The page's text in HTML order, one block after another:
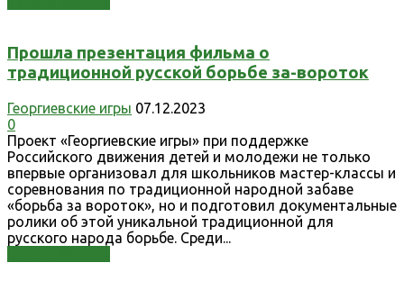
Прошла презентация фильма о
традиционной русской борьбе за-вороток
Георгиевские игры 07.12.2023
0
Проект «Георгиевские игры» при поддержке
Российского движения детей и молодежи не только
впервые организовал для школьников мастер-классы и
соревнования по традиционной народной забаве
«борьба за вороток», но и подготовил документальные
ролики об этой уникальной традиционной для
русского народа борьбе. Среди...